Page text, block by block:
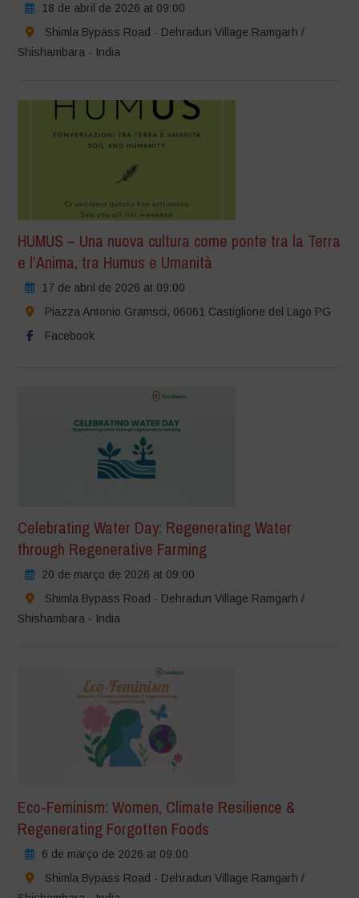
18 de abril de 2026 at 09:00
Shimla Bypass Road - Dehradun Village Ramgarh /
Shishambara - India
HUMUS – Una nuova cultura come ponte tra la Terra
e l’Anima, tra Humus e Umanità
17 de abril de 2026 at 09:00
Piazza Antonio Gramsci, 06061 Castiglione del Lago PG
Facebook
Celebrating Water Day: Regenerating Water
through Regenerative Farming
20 de março de 2026 at 09:00
Shimla Bypass Road - Dehradun Village Ramgarh /
Shishambara - India
Eco-Feminism: Women, Climate Resilience &
Regenerating Forgotten Foods
6 de março de 2026 at 09:00
Shimla Bypass Road - Dehradun Village Ramgarh /